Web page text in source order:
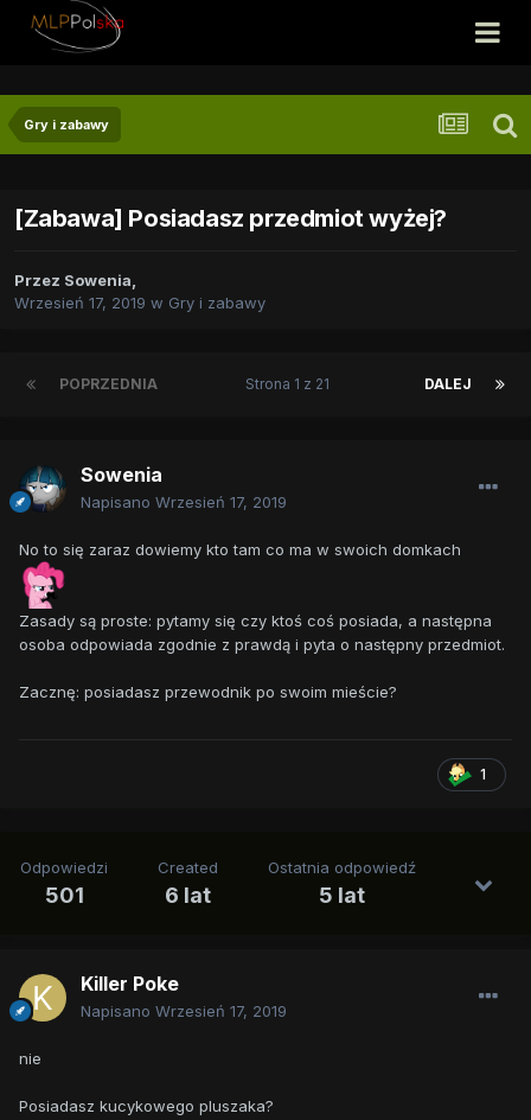
Gry i zabawy
[Zabawa] Posiadasz przedmiot wyżej?
Przez Sowenia,
Wrzesień 17, 2019 w Gry i zabawy
POPRZEDNIA DALEJ
Strona 1 z 21
Sowenia
Napisano Wrzesień 17, 2019
No to się zaraz dowiemy kto tam co ma w swoich domkach
Zasady są proste: pytamy się czy ktoś coś posiada, a następna
osoba odpowiada zgodnie z prawdą i pyta o następny przedmiot.
Zacznę: posiadasz przewodnik po swoim mieście?
1
Odpowiedzi
501
Created
6 lat
Ostatnia odpowiedź
5 lat
Killer Poke
Napisano Wrzesień 17, 2019
nie
Posiadasz kucykowego pluszaka?